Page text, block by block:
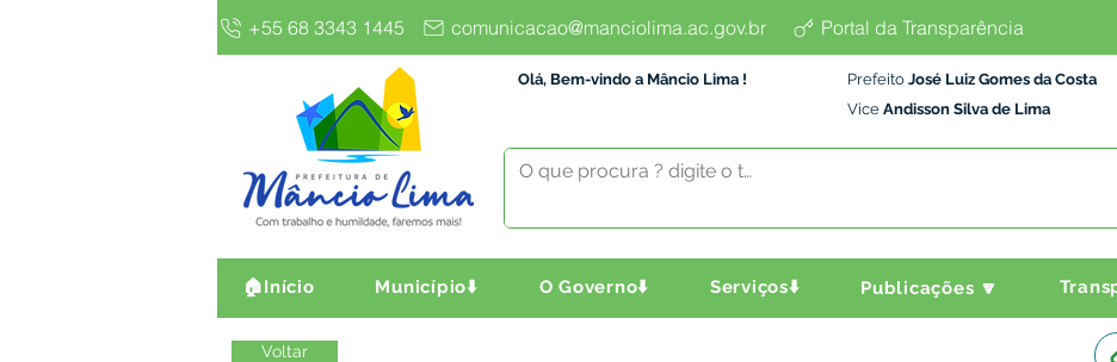
+55 68 3343 1445 comunicacao@manciolima.ac.gov.br Portal da Transparência
Olá, Bem-vindo a Mâncio Lima ! Prefeito José Luiz Gomes da Costa
Vice Andisson Silva de Lima
🏠Início Município⬇️ O Governo⬇️ Serviços⬇️ Publicações 🔽
Voltar